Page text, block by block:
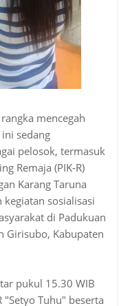
mencegah
sedang
pelosok, termasuk
Remaja (PIK-R)
Karang Taruna
sosialisasi
di Padukuan
Girisubo, Kabupaten
pukul 15.30 WIB
"Setyo Tuhu" beserta